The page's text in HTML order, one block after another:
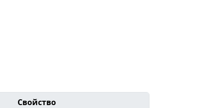
Свойство